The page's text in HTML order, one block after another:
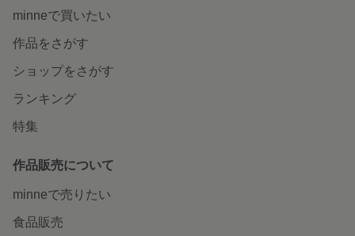
minneで買いたい
作品をさがす
ショップをさがす
ランキング
特集
作品販売について
minneで売りたい
食品販売